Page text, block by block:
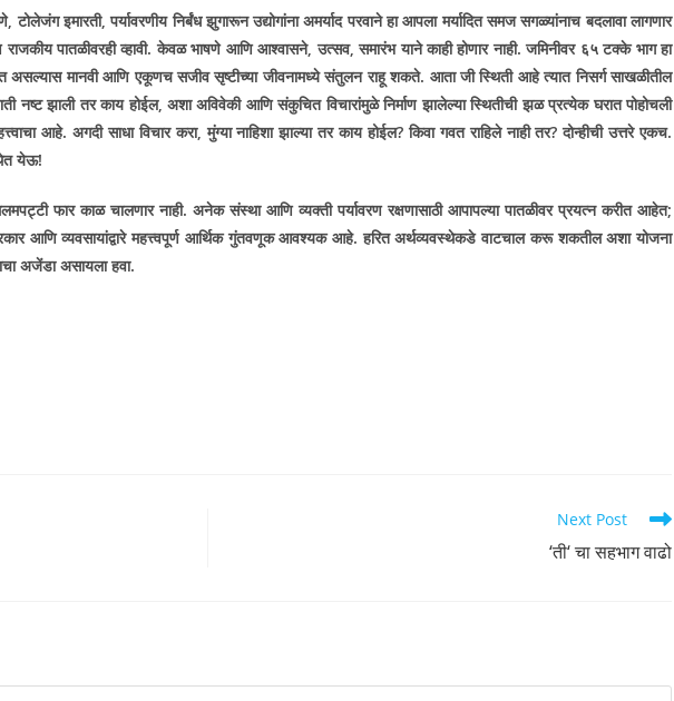
,टोलेजंग इमारती,पर्यावरणीय निर्बंध झुगारून उद्योगांना अमर्याद परवाने हा आपला मर्यादित समज सगळ्यांनाच बदलावा लागणार
पातळीवरही व्हावी. केवळ भाषणे आणि आश्वासने,उत्सव,समारंभ याने काही होणार नाही. जमिनीवर ६५ टक्के भाग हा
असल्यास मानवी आणि एकूणच सजीव सृष्टीच्या जीवनामध्ये संतुलन राहू शकते. आता जी स्थिती आहे त्यात निसर्ग साखळीतील
नष्ट झाली तर काय होईल, अशा अविवेकी आणि संकुचित विचारांमुळे निर्माण झालेल्या स्थितीची झळ प्रत्येक घरात पोहोचली
आहे. अगदी साधा विचार करा,मुंग्या नाहिशा झाल्या तर काय होईल?किवा गवत राहिले नाही तर?दोन्हीची उत्तरे एकच.
येऊ!
फार काळ चालणार नाही. अनेक संस्था आणि व्यक्ती पर्यावरण रक्षणासाठी आपापल्या पातळीवर प्रयत्न करीत आहेत;
आणि व्यवसायांद्वारे महत्त्वपूर्ण आर्थिक गुंतवणूक आवश्यक आहे. हरित अर्थव्यवस्थेकडे वाटचाल करू शकतील अशा योजना
अजेंडा असायला हवा.
Next Post
‘ती‘ चा सहभाग वाढो